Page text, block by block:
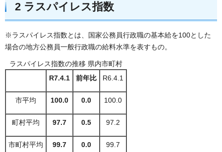
2 ラスパイレス指数
※ラスパイレス指数とは、国家公務員行政職の基本給を100とした
場合の地方公務員一般行政職の給料水準を表すもの。
ラスパイレス指数の推移 県内市町村
R7.4.1
前年比 R6.4.1
市平均 100.0 0.0 100.0
町村平均 97.7 0.5 97.2
市町村平均 99.7 0.0 99.7